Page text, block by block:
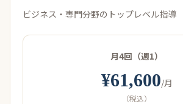
ビジネス・専門分野のトップレベル指導
月4回（週1）
¥61,600/月
（税込）